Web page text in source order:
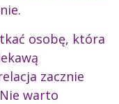
osobę, która
zacznie
warto